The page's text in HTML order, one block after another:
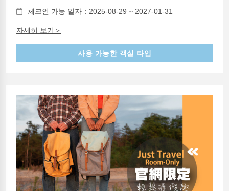
체크인 가능 일자：2025-08-29 ~ 2027-01-31
자세히 보기＞
사용 가능한 객실 타입